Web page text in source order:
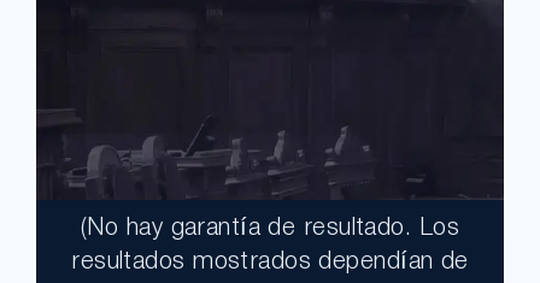
$17,900,000.00
(No hay garantía de resultado. Los
resultados mostrados dependían de